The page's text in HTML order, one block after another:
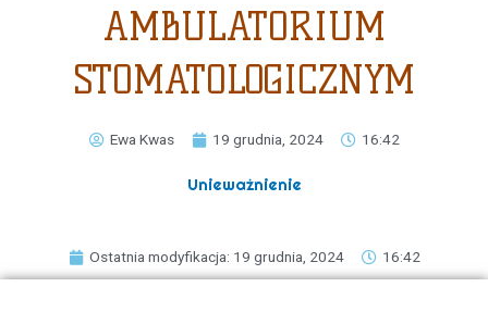
AMBULATORIUM
STOMATOLOGICZNYM
Ewa Kwas 19 grudnia, 2024 16:42
Unieważnienie
Ostatnia modyfikacja: 19 grudnia, 2024 16:42